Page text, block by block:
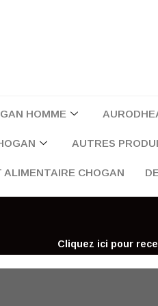
HOMME
AUTRES
ALIMENTAIRE CHOGAN
Cliquez ici pour